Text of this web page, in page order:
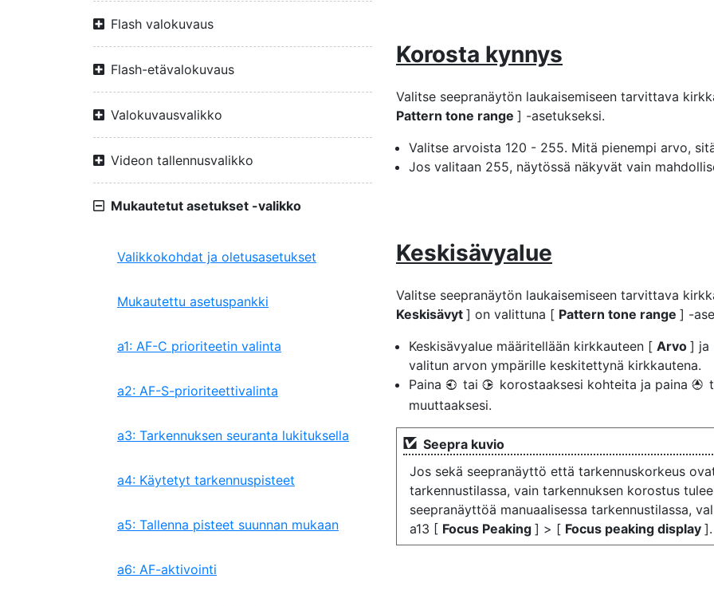
Flash valokuvaus
Flash-etävalokuvaus
Valokuvausvalikko
Videon tallennusvalikko
Mukautetut asetukset -valikko
Valikkokohdat ja oletusasetukset
Mukautettu asetuspankki
a1: AF-C prioriteetin valinta
a2: AF-S-prioriteettivalinta
a3: Tarkennuksen seuranta lukituksella
a4: Käytetyt tarkennuspisteet
a5: Tallenna pisteet suunnan mukaan
a6: AF-aktivointi
Korosta kynnys
Valitse seepranäytön laukaisemiseen tarvittava
Pattern tone range ] -asetukseksi.
Valitse arvoista 120 - 255. Mitä pienempi arvo,
Jos valitaan 255, näytössä näkyvät vain
Keskisävyalue
Valitse seepranäytön laukaisemiseen tarvittava
Keskisävyt ] on valittuna [ Pattern tone range ] -
Keskisävyalue määritellään kirkkauteen [ Arvo ]
valitun arvon ympärille keskitettynä kirkkautena.
Paina 4 tai 2 korostaaksesi kohteita ja paina 1
muuttaaksesi.
Seepra kuvio
Jos sekä seepranäyttö että tarkennuskorkeus
tarkennustilassa, vain tarkennuksen korostus
seepranäyttöä manuaalisessa tarkennustilassa,
a13 [ Focus Peaking ] > [ Focus peaking display ].